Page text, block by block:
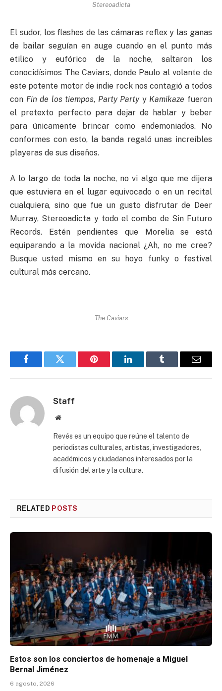
Stereoadicta
El sudor, los flashes de las cámaras reflex y las ganas
de bailar seguían en auge cuando en el punto más
etilico y eufórico de la noche, saltaron los
conocidísimos The Caviars, donde Paulo al volante de
este potente motor de indie rock nos contagió a todos
con Fin de los tiempos, Party Partyy Kamikaze fueron
el pretexto perfecto para dejar de hablar y beber
para únicamente brincar como endemoniados. No
conformes con esto, la banda regaló unas increíbles
playeras de sus diseños.
A lo largo de toda la noche, no vi algo que me dijera
que estuviera en el lugar equivocado o en un recital
cualquiera, sino que fue un gusto disfrutar de Deer
Murray, Stereoadicta y todo el combo de Sin Futuro
Records. Estén pendientes que Morelia se está
equiparando a la movida nacional ¿Ah, no me cree?
Busque usted mismo en su hoyo funky o festival
cultural más cercano.
The Caviars
FacebookTwitter Pinterest LinkedInTumblr Email
Staff
Website
Revés es un equipo que reúne el talento de
periodistas culturales, artistas, investigadores,
académicos y ciudadanos interesados por la
difusión del arte y la cultura.
RELATED POSTS
Estos son los conciertos de homenaje a Miguel
Bernal Jiménez
6 agosto, 2026